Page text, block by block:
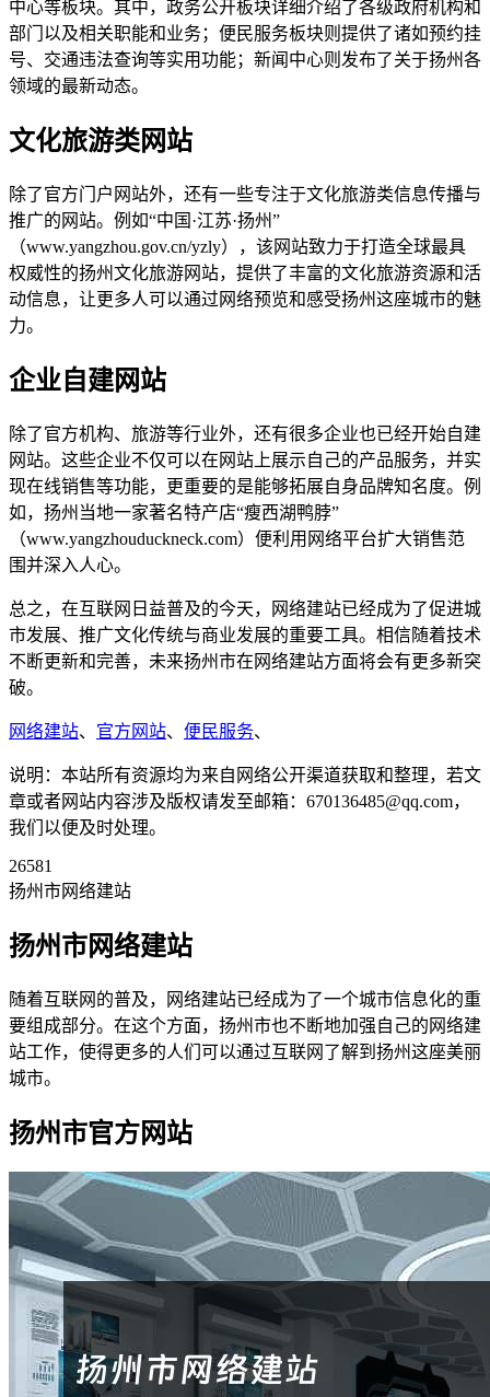
中心等板块。其中，政务公开板块详细介绍了各级政府机构和
部门以及相关职能和业务；便民服务板块则提供了诸如预约挂
号、交通违法查询等实用功能；新闻中心则发布了关于扬州各
领域的最新动态。
文化旅游类网站
除了官方门户网站外，还有一些专注于文化旅游类信息传播与
推广的网站。例如“中国·江苏·扬州”
（www.yangzhou.gov.cn/yzly），该网站致力于打造全球最具
权威性的扬州文化旅游网站，提供了丰富的文化旅游资源和活
动信息，让更多人可以通过网络预览和感受扬州这座城市的魅
力。
企业自建网站
除了官方机构、旅游等行业外，还有很多企业也已经开始自建
网站。这些企业不仅可以在网站上展示自己的产品服务，并实
现在线销售等功能，更重要的是能够拓展自身品牌知名度。例
如，扬州当地一家著名特产店“瘦西湖鸭脖”
（www.yangzhouduckneck.com）便利用网络平台扩大销售范
围并深入人心。
总之，在互联网日益普及的今天，网络建站已经成为了促进城
市发展、推广文化传统与商业发展的重要工具。相信随着技术
不断更新和完善，未来扬州市在网络建站方面将会有更多新突
破。
网络建站、 官方网站、 便民服务、
说明：本站所有资源均为来自网络公开渠道获取和整理，若文
章或者网站内容涉及版权请发至邮箱：670136485@qq.com，
我们以便及时处理。
26581
扬州市网络建站
扬州市网络建站
随着互联网的普及，网络建站已经成为了一个城市信息化的重
要组成部分。在这个方面，扬州市也不断地加强自己的网络建
站工作，使得更多的人们可以通过互联网了解到扬州这座美丽
城市。
扬州市官方网站